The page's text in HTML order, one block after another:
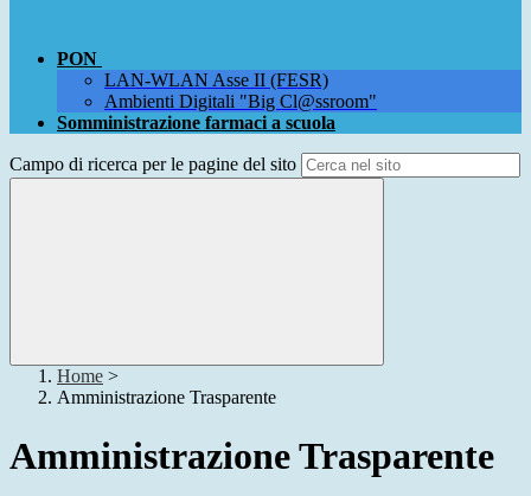
PON
LAN-WLAN Asse II (FESR)
Ambienti Digitali "Big Cl@ssroom"
Somministrazione farmaci a scuola
Campo di ricerca per le pagine del sito
Home >
Amministrazione Trasparente
Amministrazione Trasparente